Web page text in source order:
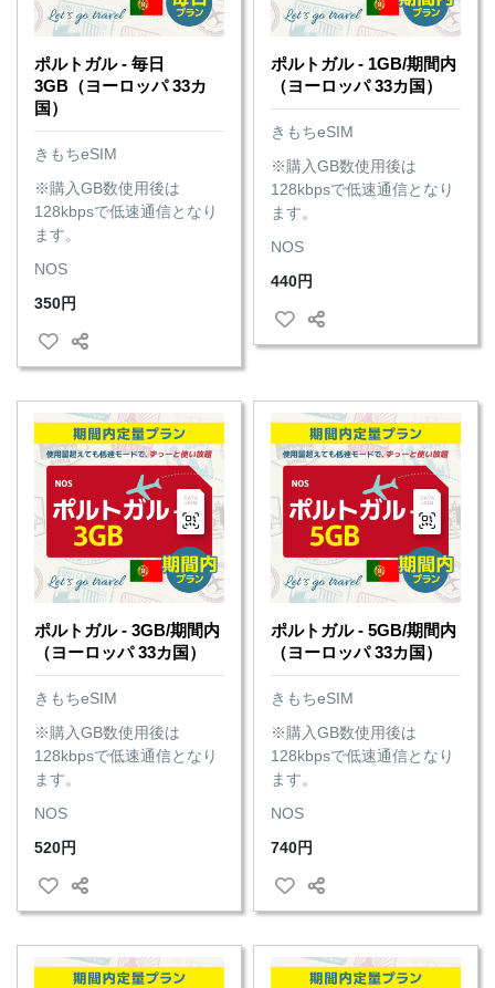
ポルトガル - 毎日
3GB（ヨーロッパ 33カ
国）
きもちeSIM
※購入GB数使用後は
128kbpsで低速通信となり
ます。
NOS
350円
ポルトガル - 1GB/期間内
（ヨーロッパ 33カ国）
きもちeSIM
※購入GB数使用後は
128kbpsで低速通信となり
ます。
NOS
440円
ポルトガル - 3GB/期間内
（ヨーロッパ 33カ国）
きもちeSIM
※購入GB数使用後は
128kbpsで低速通信となり
ます。
NOS
520円
ポルトガル - 5GB/期間内
（ヨーロッパ 33カ国）
きもちeSIM
※購入GB数使用後は
128kbpsで低速通信となり
ます。
NOS
740円